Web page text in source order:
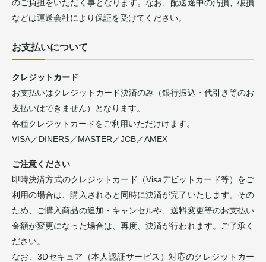
のご負担をいただく事となります。なお、配送途中の汚損、破損
などは運送会社により保証を受けてください。
お支払いについて
クレジットカード
お支払いはクレジットカード決済のみ（銀行振込・代引き等のお
支払いはできません）となります。
各種クレジットカードをご利用いただけけます。
VISA／DINERS／MASTER／JCB／AMEX
ご注意ください
即時決済方式のクレジットカード（Visaデビットカード等）をご
利用の場合は、購入されると同時に決済が完了いたします。その
ため、ご購入商品の追加・キャンセルや、送料変更等のお支払い
金額が変更になった場合は、再度、決済が行われます。ご了承く
ださい。
なお、3Dセキュア（本人認証サービス）対応のクレジットカー